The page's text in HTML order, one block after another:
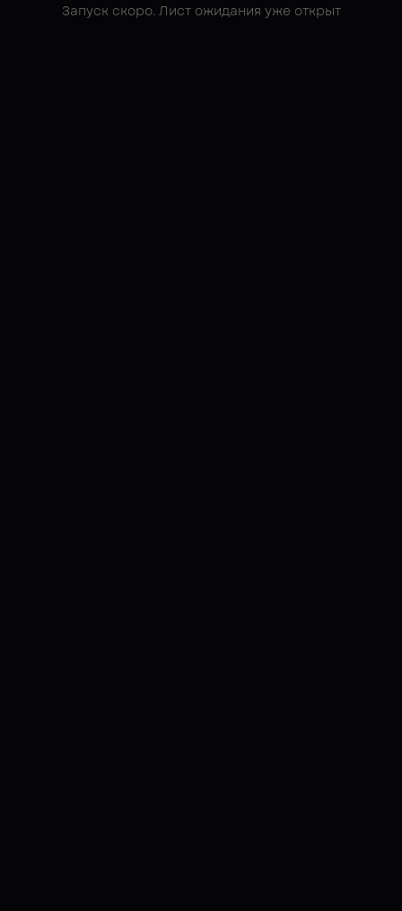
Запуск скоро. Лист ожидания уже открыт